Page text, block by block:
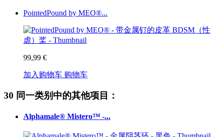
PointedPound by MEO®...
99,99 €
加入购物车 购物车
30 同一类别中的其他项目：
Alphamale® Mistero™ -...